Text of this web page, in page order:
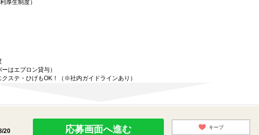
厚生制度）
はエプロン貸与）
ステ・ひげもOK！（※社内ガイドラインあり）
20
応募画面へ進む キープ